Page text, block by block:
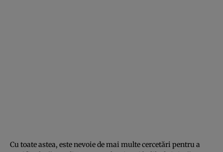
Cu toate astea, este nevoie de mai multe cercetări pentru a